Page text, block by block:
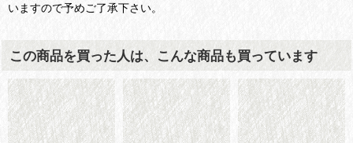
いますので予めご了承下さい。
この商品を買った人は、こんな商品も買っています